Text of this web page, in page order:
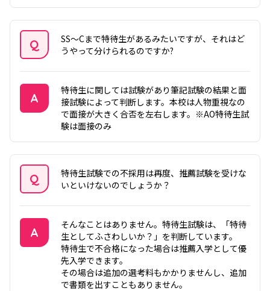
答え
Q
SS～Cまで特待生があるみたいですが、それはど
うやって分けられるのですか?
A
特待生に関しては試験があり筆記試験の結果と面
接試験によって判断します。本校は人物重視なの
で面接が大きく合否を左右します。※AO特待生試
験は面接のみ
Q
特待生試験での不採用は再度、推薦試験を受けな
いといけないのでしょうか？
A
そんなことはありません。特待生試験は、「特待
生としてふさわしいか？」を判断しています。
特待生で不合格になった場合は推薦入学として優
先入学できます。
その場合は追加の選考料もかかりませんし、追加
で書類を出すこともありません。